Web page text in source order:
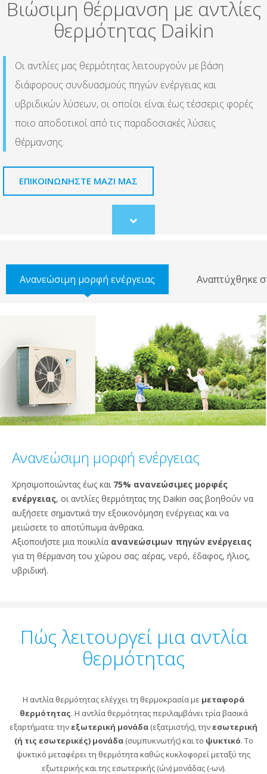
Βιώσιμη θέρμανση με αντλίες
θερμότητας Daikin
Οι αντλίες μας θερμότητας λειτουργούν με βάση
διάφορους συνδυασμούς πηγών ενέργειας και
υβριδικών λύσεων, οι οποίοι είναι έως τέσσερις φορές
ποιο αποδοτικοί από τις παραδοσιακές λύσεις
θέρμανσης.
ΕΠΙΚΟΙΝΩΝΗΣΤΕ ΜΑΖΙ ΜΑΣ
Scroll
to
Ανανεώσιμη μορφή ενέργειας Αναπτύχθηκε
Ανανεώσιμη μορφή ενέργειας
Χρησιμοποιώντας έως και 75% ανανεώσιμες μορφές
ενέργειας, οι αντλίες θερμότητας της Daikin σας βοηθούν να
αυξήσετε σημαντικά την εξοικονόμηση ενέργειας και να
μειώσετε το αποτύπωμα άνθρακα.
Αξιοποιήστε μια ποικιλία ανανεώσιμων πηγών ενέργειας
για τη θέρμανση του χώρου σας: αέρας, νερό, έδαφος, ήλιος,
υβριδική.
Πώς λειτουργεί μια αντλία
θερμότητας
H αντλία θερμότητας ελέγχει τη θερμοκρασία με μεταφορά
θερμότητας. H αντλία θερμότητας περιλαμβάνει τρία βασικά
εξαρτήματα: τηνεξωτερική μονάδα (εξατμιστής), τηνεσωτερική
(ή τις εσωτερικές) μονάδα(συμπυκνωτής) και το ψυκτικό. Το
ψυκτικό μεταφέρει τη θερμότητα καθώς κυκλοφορεί μεταξύ της
εξωτερικής και της εσωτερικής (ών) μονάδας (-ων).